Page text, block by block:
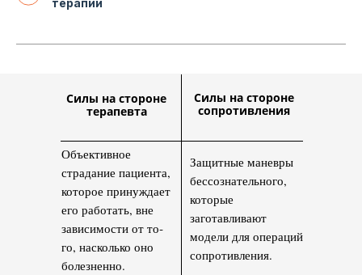
терапии
Силы на стороне
терапевта
Силы на стороне
сопротивления
Объективное
страдание пациента,
которое при­нуждает
его работать, вне
зависимости от то­
го, насколько оно
болезненно.
Защитные маневры
бессозна­тельного,
которые
заготавливают
модели для опе­раций
сопротивления.